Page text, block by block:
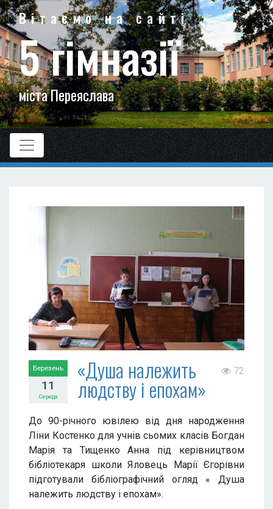
Вітаємо на сайті
5 гімназії
міста Переяслава
Березень
11
Середа
«Душа належить
людству і епохам»
72
До 90-річного ювілею від дня народження
Ліни Костенко для учнів сьомих класів Богдан
Марія та Тищенко Анна під керівництвом
бібліотекаря школи Яловець Марії Єгорівни
підготували бібліографічний огляд « Душа
належить людству і епохам».